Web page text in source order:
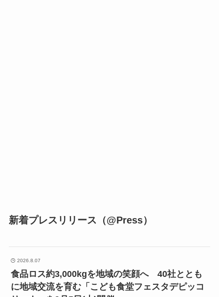
新着プレスリリース（@Press）
2026.8.07
食品ロス約3,000kgを地域の笑顔へ 40社ととも
に地域交流を育む「こども食堂フェスタデピッコ